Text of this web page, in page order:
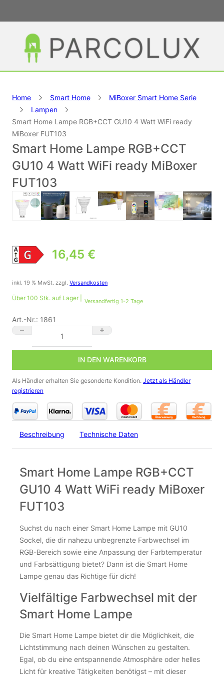
Home Smart Home
MiBoxer Smart Home Serie
Lampen
Smart Home Lampe RGB+CCT GU10 4 Watt WiFi ready
MiBoxer FUT103
Smart Home Lampe RGB+CCT
GU10 4 Watt WiFi ready MiBoxer
FUT103
16,45 €
inkl. 19 % MwSt. zzgl.Versandkosten
Über 100 Stk. auf Lager | Versandfertig 1-2 Tage
Art.-Nr.: 1861
Smart Home Lampe RGB+CCT GU10 4 Watt WiFi ready MiBoxer
IN DEN WARENKORB
Als Händler erhalten Sie gesonderte Kondition. Jetzt als Händler
registrieren
Beschreibung Technische Daten
Smart Home Lampe RGB+CCT
GU10 4 Watt WiFi ready MiBoxer
FUT103
Suchst du nach einer Smart Home Lampe mit GU10
Sockel, die dir nahezu unbegrenzte Farbwechsel im
RGB-Bereich sowie eine Anpassung der Farbtemperatur
und Farbsättigung bietet? Dann ist die Smart Home
Lampe genau das Richtige für dich!
Vielfältige Farbwechsel mit der
Smart Home Lampe
Die Smart Home Lampe bietet dir die Möglichkeit, die
Lichtstimmung nach deinen Wünschen zu gestalten.
Egal, ob du eine entspannende Atmosphäre oder helles
Licht für kreative Tätigkeiten benötigst – mit dieser